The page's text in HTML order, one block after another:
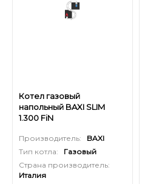
Котел газовый
напольный BAXI SLIM
1.300 FiN
Производитель:
BAXI
Тип котла:
Газовый
Страна производитель:
Италия